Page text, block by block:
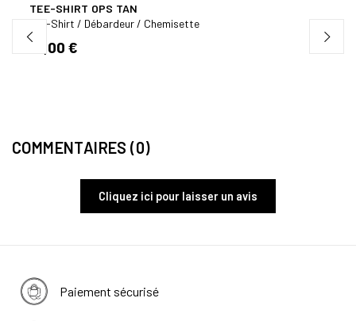
TEE-SHIRT OPS TAN
Tee-Shirt / Débardeur / Chemisette
12,00 €
COMMENTAIRES (0)
Cliquez ici pour laisser un avis
Paiement sécurisé